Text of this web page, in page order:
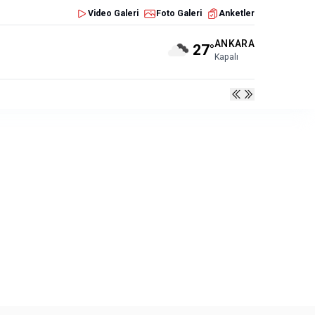
Video Galeri Foto Galeri Anketler
27°ANKARA
Kapalı